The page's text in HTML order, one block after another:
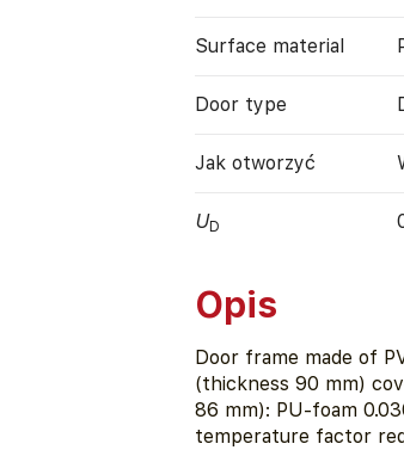
Surface material
Door type
Jak otworzyć
UD
Opis
Door frame made of
(thickness 90 mm)
86 mm): PU-foam
temperature factor